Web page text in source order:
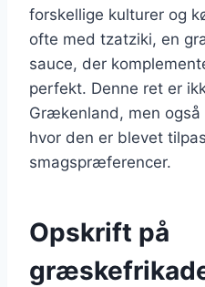
forskellige kulturer og
ofte med tzatziki, en
sauce, der
perfekt. Denne ret er
Grækenland, men
hvor den er blevet
smagspræferencer.
Opskrift på